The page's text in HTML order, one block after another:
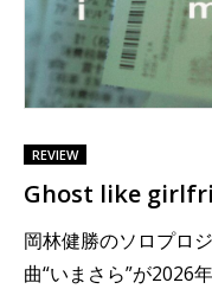
REVIEW
Ghost like
岡林健勝のソロプロ
曲“いまさら”が2026